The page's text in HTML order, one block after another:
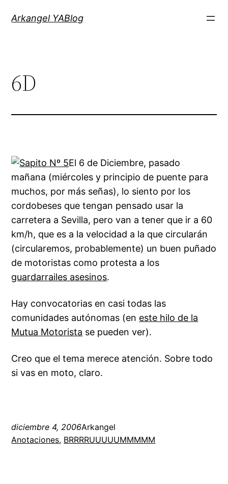
Arkangel YABlog
6D
El 6 de Diciembre, pasado
mañana (miércoles y principio de puente para
muchos, por más señas), lo siento por los
cordobeses que tengan pensado usar la
carretera a Sevilla, pero van a tener que ir a 60
km/h, que es a la velocidad a la que circularán
(circularemos, probablemente) un buen puñado
de motoristas como protesta a los
guardarrailes asesinos.
Hay convocatorias en casi todas las
comunidades autónomas (en este hilo de la
Mutua Motorista se pueden ver).
Creo que el tema merece atención. Sobre todo
si vas en moto, claro.
diciembre 4, 2006Arkangel
Anotaciones, BRRRRUUUUUMMMMM